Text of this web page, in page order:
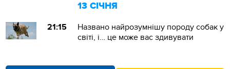
13 СІЧНЯ
21:15
Названо найрозумнішу породу собак у
світі, і… це може вас здивувати